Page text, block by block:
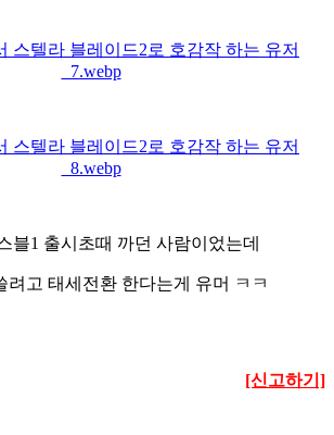
블1 출시초때 까던 사람이었는데
려고 태세전환 한다는게 유머 ㅋㅋ
[신고하기]